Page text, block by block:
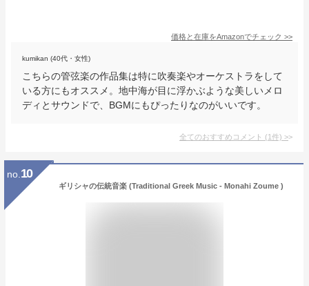
価格と在庫をAmazonでチェック >>
kumikan (40代・女性)
こちらの管弦楽の作品集は特に吹奏楽やオーケストラをして
いる方にもオススメ。地中海が目に浮かぶような美しいメロ
ディとサウンドで、BGMにもぴったりなのがいいです。
全てのおすすめコメント (1件) >
no. 10
ギリシャの伝統音楽 (Traditional Greek Music - Monahi Zoume )